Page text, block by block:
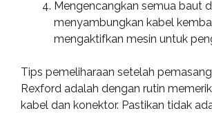
Mengencangkan semua baut
menyambungkan kabel
mengaktifkan mesin untuk
Tips pemeliharaan setelah
Rexford adalah dengan rutin
kabel dan konektor. Pastikan tidak